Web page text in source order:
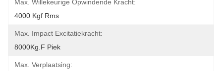
Max. Willekeurige Opwindende Kracht:
4000 Kgf Rms
Max. Impact Excitatiekracht:
8000Kg.f Piek
Max. Verplaatsing: